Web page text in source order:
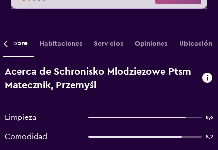
Sobre Habitaciones Servicios Opiniones Ubicación
Acerca de Schronisko Mlodziezowe Ptsm
Matecznik, Przemyśl
Limpieza 8,6
Comodidad 8,2